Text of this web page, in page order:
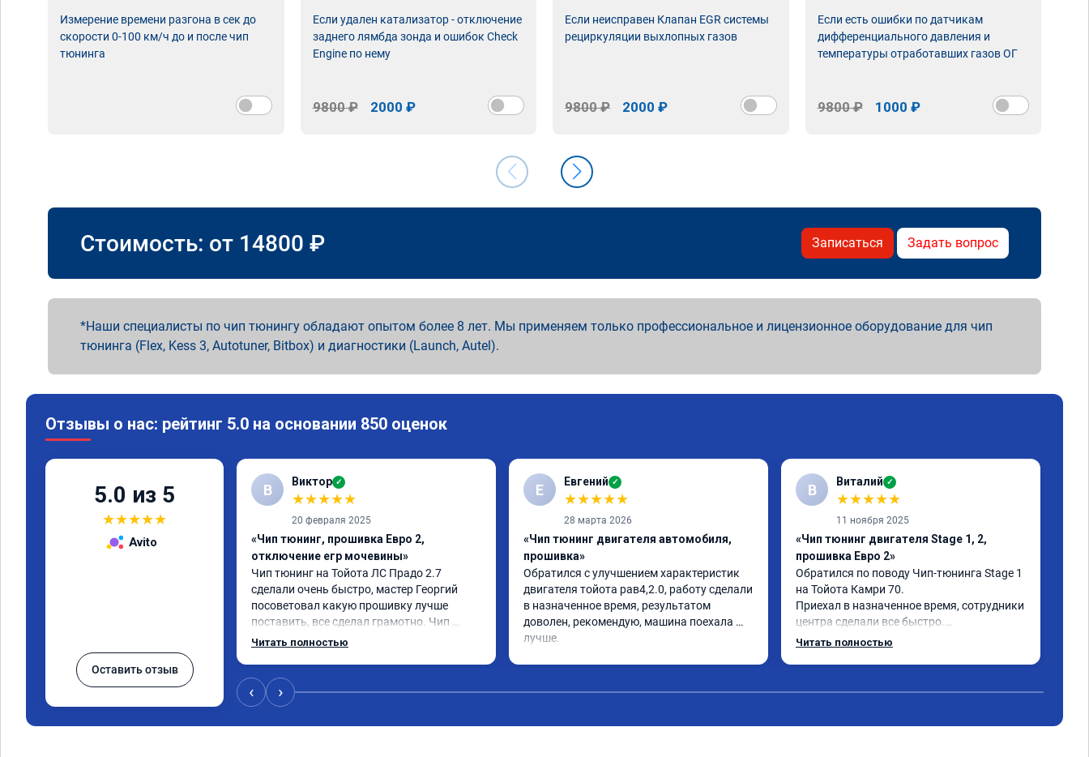
Измерение времени разгона в сек до
скорости 0-100 км/ч до и после чип
тюнинга
Если удален катализатор - отключение
заднего лямбда зонда и ошибок Check
Engine по нему
9800 ₽ 2000 ₽
Если неисправен Клапан EGR системы
рециркуляции выхлопных газов
9800 ₽ 2000 ₽
Если есть ошибки по датчикам
дифференциального давления и
температуры отработавших газов ОГ
9800 ₽ 1000 ₽
Стоимость: от 14800 ₽ Записаться Задать вопрос
Наши специалисты по чип тюнингу обладают опытом более 8 лет. Мы применяем только профессиональное и лицензионное оборудование для чип
тюнинга (Flex, Kess 3, Autotuner, Bitbox) и диагностики (Launch, Autel).
Отзывы о нас: рейтинг 5.0 на основании 850 оценок
5.0 из 5
★★★★★
Avito
Оставить отзыв
В Виктор ✓
★★★★★
20 февраля 2025
«Чип тюнинг, прошивка Евро 2,
отключение егр мочевины»
Чип тюнинг на Тойота ЛС Прадо 2.7
сделали очень быстро, мастер Георгий
посоветовал какую прошивку лучше
поставить, все сделал грамотно. Чип
тюнингом очень доволен, машина ожила
коробка даже стала работать лучше,
пропали провалы. Расход топлива
Читать полностью
Е Евгений ✓
★★★★★
28 марта 2026
«Чип тюнинг двигателя автомобиля,
прошивка»
Обратился с улучшением характеристик
двигателя тойота рав4,2.0, работу сделали
в назначенное время, результатом
доволен, рекомендую, машина поехала
лучше.
В Виталий ✓
★★★★★
11 ноября 2025
«Чип тюнинг двигателя Stage 1, 2,
прошивка Евро 2»
Обратился по поводу Чип-тюнинга Stage 1
на Тойота Камри 70.
Приехал в назначенное время, сотрудники
центра сделали все быстро.
Авто тестирую, пока всë устраивает.
Читать полностью
‹ ›